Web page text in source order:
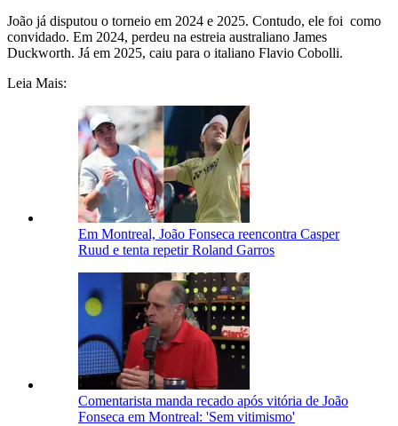
João já disputou o torneio em 2024 e 2025. Contudo, ele foi como
convidado. Em 2024, perdeu na estreia australiano James
Duckworth. Já em 2025, caiu para o italiano Flavio Cobolli.
Leia Mais:
Em Montreal, João Fonseca reencontra Casper
Ruud e tenta repetir Roland Garros
Comentarista manda recado após vitória de João
Fonseca em Montreal: 'Sem vitimismo'